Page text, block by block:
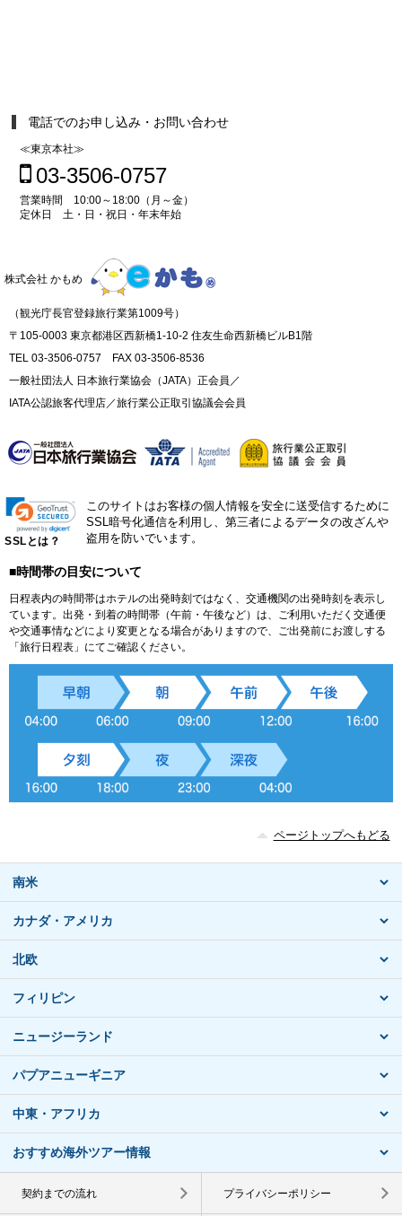
電話でのお申し込み・お問い合わせ
≪東京本社≫
03-3506-0757
営業時間 10:00～18:00（月～金）
定休日 土・日・祝日・年末年始
株式会社 かもめ
（観光庁長官登録旅行業第1009号）
〒105-0003 東京都港区西新橋1-10-2 住友生命西新橋ビルB1階
TEL 03-3506-0757 FAX 03-3506-8536
一般社団法人 日本旅行業協会（JATA）正会員／
IATA公認旅客代理店／旅行業公正取引協議会会員
SSLとは？
このサイトはお客様の個人情報を安全に送受信するために
SSL暗号化通信を利用し、第三者によるデータの改ざんや
盗用を防いでいます。
■時間帯の目安について
日程表内の時間帯はホテルの出発時刻ではなく、交通機関の出発時刻を表示し
ています。出発・到着の時間帯（午前・午後など）は、ご利用いただく交通便
や交通事情などにより変更となる場合がありますので、ご出発前にお渡しする
「旅行日程表」にてご確認ください。
ページトップへもどる
南米
カナダ・アメリカ
北欧
フィリピン
ニュージーランド
パプアニューギニア
中東・アフリカ
おすすめ海外ツアー情報
契約までの流れ プライバシーポリシー